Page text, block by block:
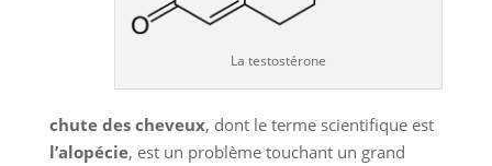
La testostérone
chute des cheveux, dont le terme scientifique est
l’alopécie, est un problème touchant un grand